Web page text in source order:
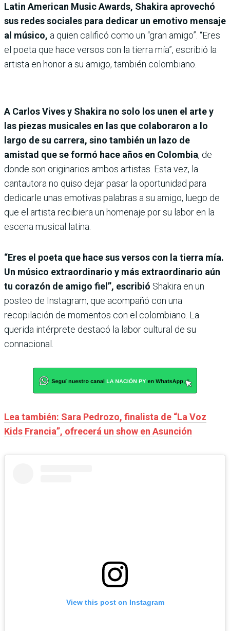
Latin American Music Awards, Shakira aprovechó
sus redes sociales para dedicar un emotivo mensaje
al músico, a quien calificó como un “gran amigo”. “Eres
el poeta que hace versos con la tierra mía”, escribió la
artista en honor a su amigo, también colombiano.
A Carlos Vives y Shakira no solo los unen el arte y
las piezas musicales en las que colaboraron a lo
largo de su carrera, sino también un lazo de
amistad que se formó hace años en Colombia, de
donde son originarios ambos artistas. Esta vez, la
cantautora no quiso dejar pasar la oportunidad para
dedicarle unas emotivas palabras a su amigo, luego de
que el artista recibiera un homenaje por su labor en la
escena musical latina.
“Eres el poeta que hace sus versos con la tierra mía.
Un músico extraordinario y más extraordinario aún
tu corazón de amigo fiel”, escribió Shakira en un
posteo de Instagram, que acompañó con una
recopilación de momentos con el colombiano. La
querida intérprete destacó la labor cultural de su
connacional.
Lea también: Sara Pedrozo, finalista de “La Voz
Kids Francia”, ofrecerá un show en Asunción
View this post on Instagram